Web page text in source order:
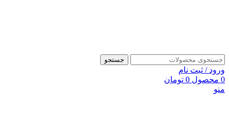
جستجو
ورود / ثبت نام
0 محصول 0 تومان
منو